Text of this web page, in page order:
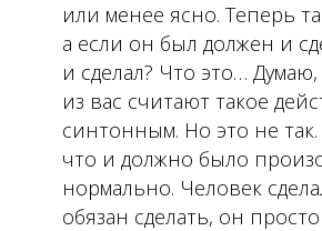
или менее ясно. Теперь
а если он был должен и
и сделал? Что это…
из вас считают такое
синтонным. Но это не
что и должно было
нормально. Человек
обязан сделать, он